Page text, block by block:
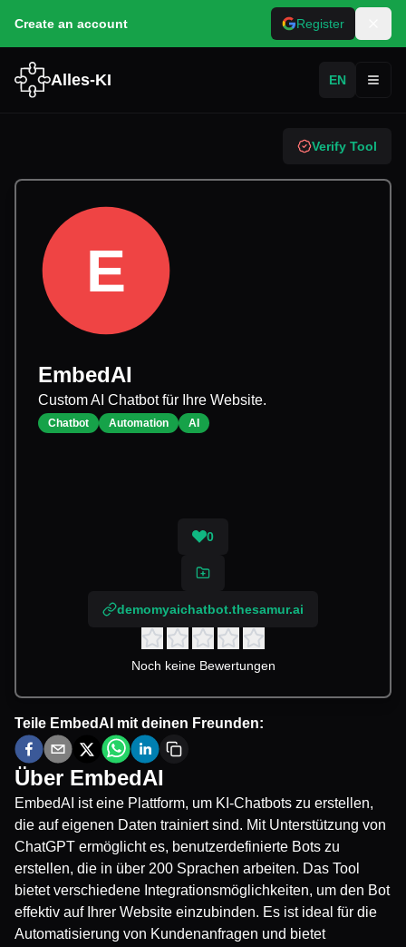
Create an account Register
Alles-KI EN
Verify Tool
E
EmbedAI
Custom AI Chatbot für Ihre Website.
Chatbot Automation AI
0
demomyaichatbot.thesamur.ai
Noch keine Bewertungen
Teile EmbedAI mit deinen Freunden:
Über EmbedAI
EmbedAI ist eine Plattform, um KI-Chatbots zu erstellen,
die auf eigenen Daten trainiert sind. Mit Unterstützung von
ChatGPT ermöglicht es, benutzerdefinierte Bots zu
erstellen, die in über 200 Sprachen arbeiten. Das Tool
bietet verschiedene Integrationsmöglichkeiten, um den Bot
effektiv auf Ihrer Website einzubinden. Es ist ideal für die
Automatisierung von Kundenanfragen und bietet